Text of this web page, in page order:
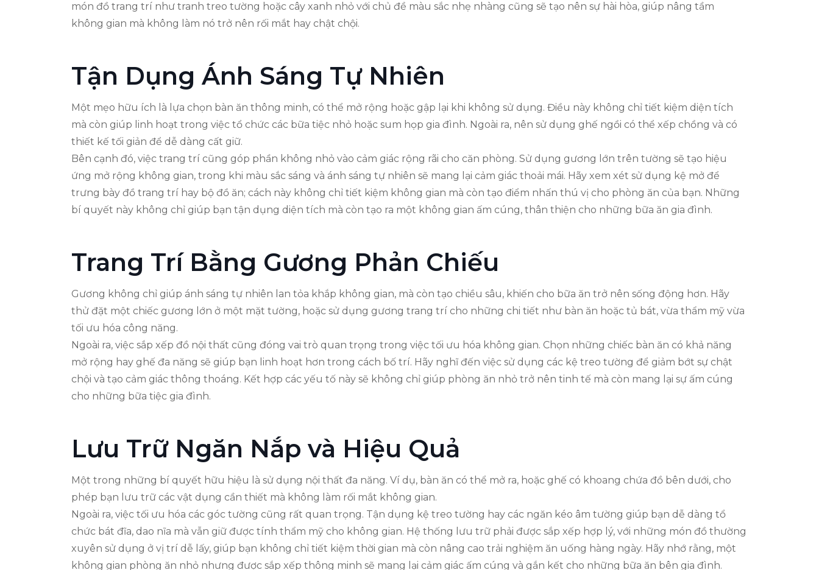
món đồ trang trí như tranh treo tường hoặc cây xanh nhỏ với chủ đề màu sắc nhẹ nhàng cũng sẽ tạo nên sự hài hòa, giúp nâng tầm
không gian mà không làm nó trở nên rối mắt hay chật chội.
Tận Dụng Ánh Sáng Tự Nhiên
Một mẹo hữu ích là lựa chọn bàn ăn thông minh, có thể mở rộng hoặc gập lại khi không sử dụng. Điều này không chỉ tiết kiệm diện tích
mà còn giúp linh hoạt trong việc tổ chức các bữa tiệc nhỏ hoặc sum họp gia đình. Ngoài ra, nên sử dụng ghế ngồi có thể xếp chồng và có
thiết kế tối giản để dễ dàng cất giữ.
Bên cạnh đó, việc trang trí cũng góp phần không nhỏ vào cảm giác rộng rãi cho căn phòng. Sử dụng gương lớn trên tường sẽ tạo hiệu
ứng mở rộng không gian, trong khi màu sắc sáng và ánh sáng tự nhiên sẽ mang lại cảm giác thoải mái. Hãy xem xét sử dụng kệ mở để
trưng bày đồ trang trí hay bộ đồ ăn; cách này không chỉ tiết kiệm không gian mà còn tạo điểm nhấn thú vị cho phòng ăn của bạn. Những
bí quyết này không chỉ giúp bạn tận dụng diện tích mà còn tạo ra một không gian ấm cúng, thân thiện cho những bữa ăn gia đình.
Trang Trí Bằng Gương Phản Chiếu
Gương không chỉ giúp ánh sáng tự nhiên lan tỏa khắp không gian, mà còn tạo chiều sâu, khiến cho bữa ăn trở nên sống động hơn. Hãy
thử đặt một chiếc gương lớn ở một mặt tường, hoặc sử dụng gương trang trí cho những chi tiết như bàn ăn hoặc tủ bát, vừa thẩm mỹ vừa
tối ưu hóa công năng.
Ngoài ra, việc sắp xếp đồ nội thất cũng đóng vai trò quan trọng trong việc tối ưu hóa không gian. Chọn những chiếc bàn ăn có khả năng
mở rộng hay ghế đa năng sẽ giúp bạn linh hoạt hơn trong cách bố trí. Hãy nghĩ đến việc sử dụng các kệ treo tường để giảm bớt sự chật
chội và tạo cảm giác thông thoáng. Kết hợp các yếu tố này sẽ không chỉ giúp phòng ăn nhỏ trở nên tinh tế mà còn mang lại sự ấm cúng
cho những bữa tiệc gia đình.
Lưu Trữ Ngăn Nắp và Hiệu Quả
Một trong những bí quyết hữu hiệu là sử dụng nội thất đa năng. Ví dụ, bàn ăn có thể mở ra, hoặc ghế có khoang chứa đồ bên dưới, cho
phép bạn lưu trữ các vật dụng cần thiết mà không làm rối mắt không gian.
Ngoài ra, việc tối ưu hóa các góc tường cũng rất quan trọng. Tận dụng kệ treo tường hay các ngăn kéo âm tường giúp bạn dễ dàng tổ
chức bát đĩa, dao nĩa mà vẫn giữ được tính thẩm mỹ cho không gian. Hệ thống lưu trữ phải được sắp xếp hợp lý, với những món đồ thường
xuyên sử dụng ở vị trí dễ lấy, giúp bạn không chỉ tiết kiệm thời gian mà còn nâng cao trải nghiệm ăn uống hàng ngày. Hãy nhớ rằng, một
không gian phòng ăn nhỏ nhưng được sắp xếp thông minh sẽ mang lại cảm giác ấm cúng và gắn kết cho những bữa ăn bên gia đình.